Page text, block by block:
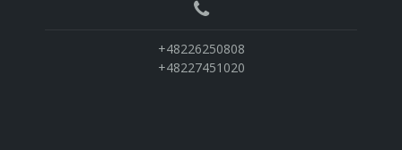
+48226250808
+48227451020